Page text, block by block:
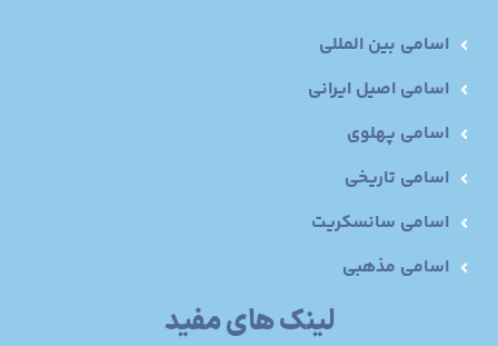
اسامی بین المللی
اسامی اصیل ایرانی
اسامی پهلوی
اسامی تاریخی
اسامی سانسکریت
اسامی مذهبی
لینک های مفید